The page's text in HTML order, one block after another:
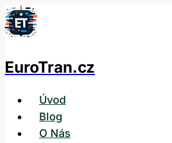
Přeskočit
na
EuroTran.cz
Úvod
Blog
O Nás